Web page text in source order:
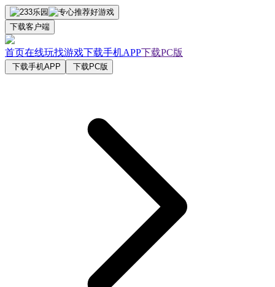
下载客户端
首页在线玩找游戏下载手机APP下载PC版
下载手机APP 下载PC版